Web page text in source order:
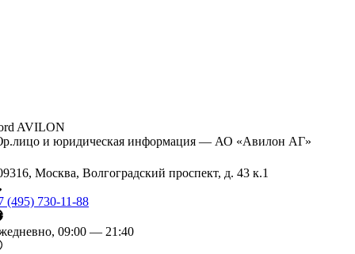
AVILON
и юридическая информация — АО «Авилон АГ»
Москва, Волгоградский проспект, д. 43 к.1
(495) 730-11-88
09:00 — 21:40